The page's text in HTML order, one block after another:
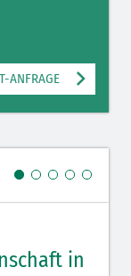
ANFRAGE
in